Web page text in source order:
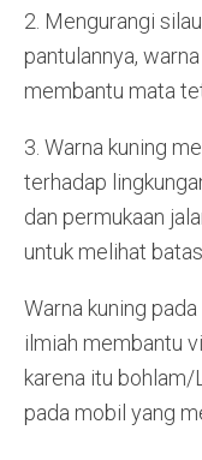
2. Mengurangi
pantulannya,
membantu mata
3. Warna kuning
terhadap
dan permukaan
untuk melihat
Warna kuning
ilmiah membantu
karena itu bohlam/
pada mobil yang